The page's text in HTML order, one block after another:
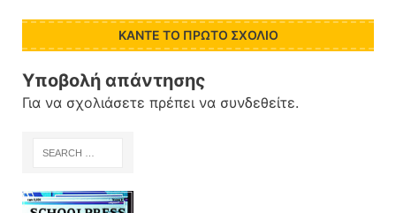
ΚΆΝΤΕ ΤΟ ΠΡΏΤΟ ΣΧΌΛΙΟ
Υποβολή απάντησης
Για να σχολιάσετε πρέπει να συνδεθείτε.